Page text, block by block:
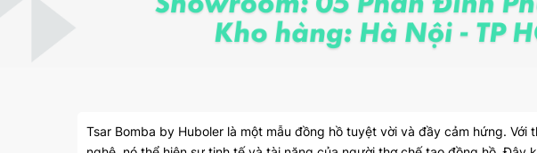
Tsar Bomba by Huboler là một mẫu đồng hồ tuyệt vời và đầy cảm hứng.